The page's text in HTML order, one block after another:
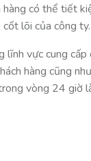
có thể tiết
lõi của công ty.
lĩnh vực cung
hàng cũng
vòng 24 giờ